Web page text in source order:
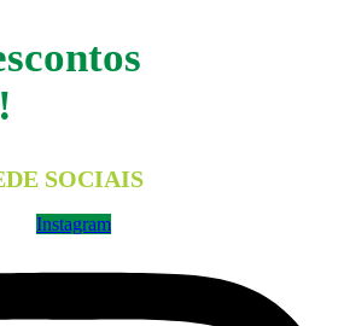
SOCIAIS
Instagram